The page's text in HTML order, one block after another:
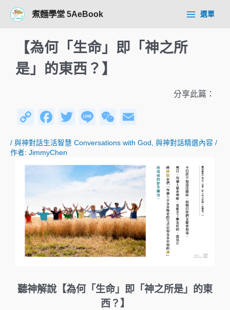
煮麵學堂 5AeBook
Main
選單
【為何「生命」即「神之所
是」的東西？】
分享此篇：
C
p
y
Li
n
k
F
c
e
b
o
o
k
T
tt
er
Li
e
W
C
h
at
ail
/ 與神對話生活智慧 Conversations with God 與神對話精選內容 /
作者: JimmyChen
聽神解說【為何 「生命」即「神之所是」的東
西？ 】
navigation